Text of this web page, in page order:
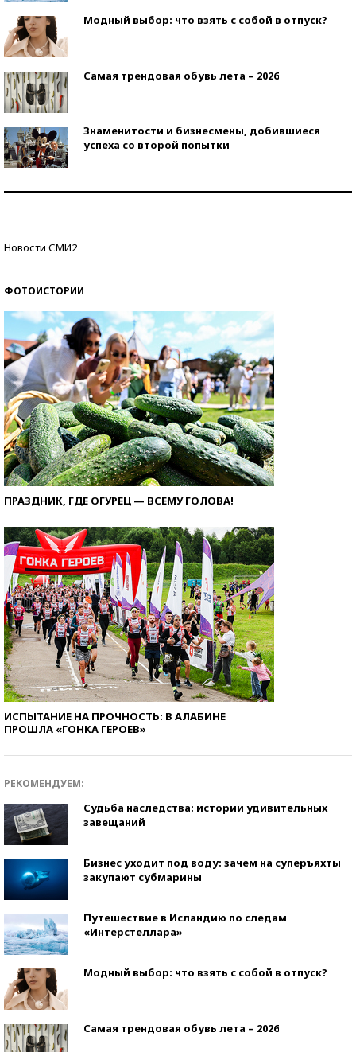
Модный выбор: что взять с собой в отпуск?
Самая трендовая обувь лета – 2026
Знаменитости и бизнесмены, добившиеся
успеха со второй попытки
Новости СМИ2
ФОТОИСТОРИИ
ПРАЗДНИК, ГДЕ ОГУРЕЦ — ВСЕМУ ГОЛОВА!
ИСПЫТАНИЕ НА ПРОЧНОСТЬ: В АЛАБИНЕ
ПРОШЛА «ГОНКА ГЕРОЕВ»
РЕКОМЕНДУЕМ:
Судьба наследства: истории удивительных
завещаний
Бизнес уходит под воду: зачем на суперъяхты
закупают субмарины
Путешествие в Исландию по следам
«Интерстеллара»
Модный выбор: что взять с собой в отпуск?
Самая трендовая обувь лета – 2026